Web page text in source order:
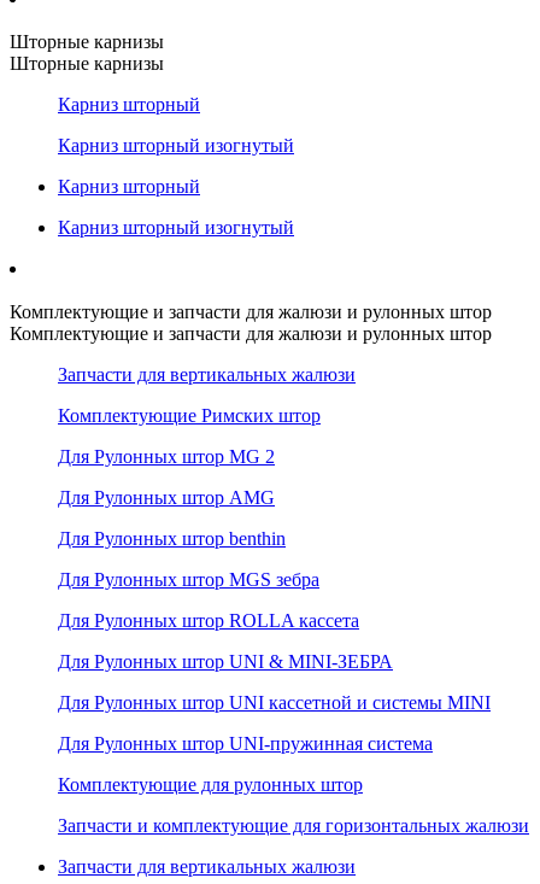
Шторные карнизы
Шторные карнизы
Карниз шторный
Карниз шторный изогнутый
Карниз шторный
Карниз шторный изогнутый
Комплектующие и запчасти для жалюзи и рулонных штор
Комплектующие и запчасти для жалюзи и рулонных штор
Запчасти для вертикальных жалюзи
Комплектующие Римских штор
Для Рулонных штор MG 2
Для Рулонных штор AMG
Для Рулонных штор benthin
Для Рулонных штор MGS зебра
Для Рулонных штор ROLLA кассета
Для Рулонных штор UNI & MINI-ЗЕБРА
Для Рулонных штор UNI кассетной и системы MINI
Для Рулонных штор UNI-пружинная система
Комплектующие для рулонных штор
Запчасти и комплектующие для горизонтальных жалюзи
Запчасти для вертикальных жалюзи